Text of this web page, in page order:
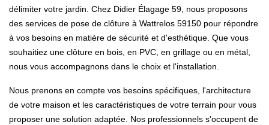
délimiter votre jardin. Chez Didier Élagage 59, nous proposons
des services de pose de clôture à Wattrelos 59150 pour répondre
à vos besoins en matière de sécurité et d'esthétique. Que vous
souhaitiez une clôture en bois, en PVC, en grillage ou en métal,
nous vous accompagnons dans le choix et l'installation.
Nous prenons en compte vos besoins spécifiques, l'architecture
de votre maison et les caractéristiques de votre terrain pour vous
proposer une solution adaptée. Nos professionnels s'occupent de